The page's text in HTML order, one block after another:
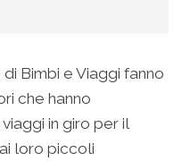
Bimbi e Viaggi fanno
che hanno
in giro per il
loro piccoli